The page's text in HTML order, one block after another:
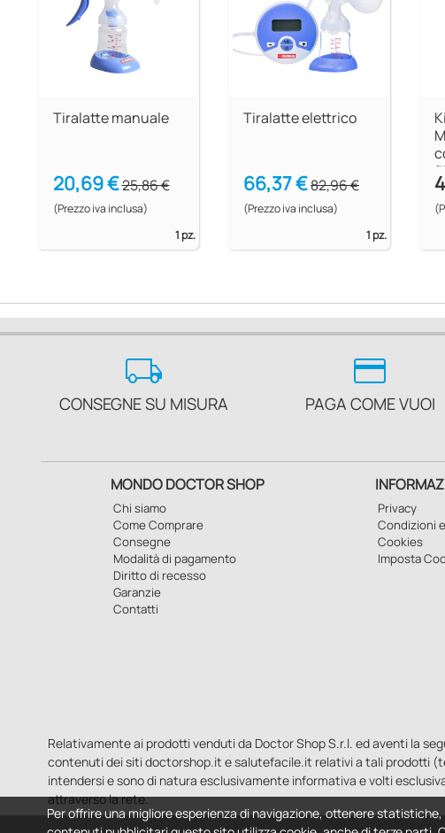
Tiralatte manuale
20,69 €25,86 €
(Prezzo iva inclusa)
1 pz.
Tiralatte elettrico
66,37 €82,96 €
(Prezzo iva inclusa)
1 pz.
local_shipping
CONSEGNE SU MISURA
credit_card
PAGA COME VUOI
MONDO DOCTOR SHOP
Chi siamo
Come Comprare
Consegne
Modalità di pagamento
Diritto di recesso
Garanzie
Contatti
Privacy
Condizioni
Cookies
Imposta
Relativamente ai prodotti venduti da Doctor Shop S.r.l. ed aventi la
contenuti dei siti doctorshop.it e salutefacile.it relativi a tali prodotti
intendersi e sono di natura esclusivamente informativa e volti
attraverso la rete.
Per offrire una migliore esperienza di navigazione, ottenere